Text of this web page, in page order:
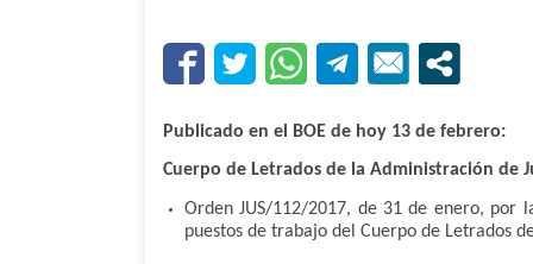
Publicado en el BOE de hoy 13 de febrero:
Cuerpo de Letrados de la Administración de
Orden JUS/112/2017, de 31 de enero, por
puestos de trabajo del Cuerpo de Letrados